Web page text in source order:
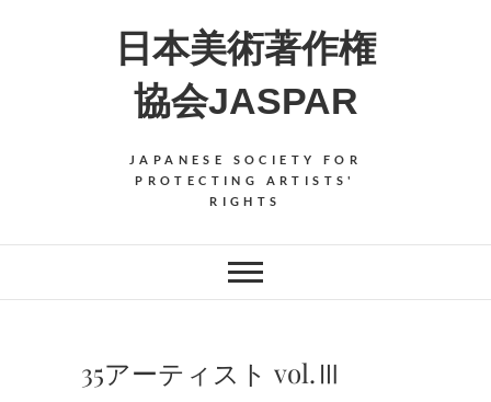
日本美術著作権
協会JASPAR
JAPANESE SOCIETY FOR
PROTECTING ARTISTS'
RIGHTS
35アーティスト vol.Ⅲ